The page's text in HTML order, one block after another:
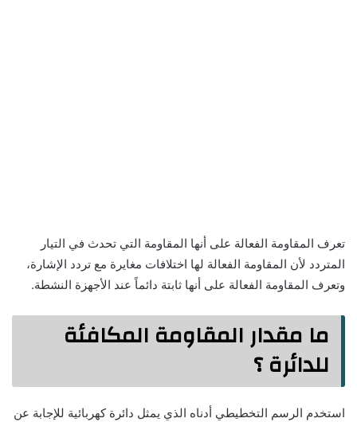
تعرف المقاومة الفعالة على أنها المقاومة التي تحدث في التيار
المتردد لأن المقاومة الفعالة لها اختلافات مغايرة مع تردد الإشارة،
وتعرف المقاومة الفعالة على أنها ثابتة دائماً عند الأجهزة النشطة.
ما مقدار المقاومة المكافئة
للدائرة ؟
استخدم الرسم التخطيطي أدناه الذي يمثل دائرة كهربائية للإجابة عن